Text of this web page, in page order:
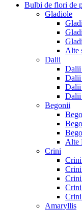
Bulbi de flori de
Gladiole
Alte
Dalii
Dalii
Dalii
Dalii
Begonii
Alte
Crini
Amaryllis